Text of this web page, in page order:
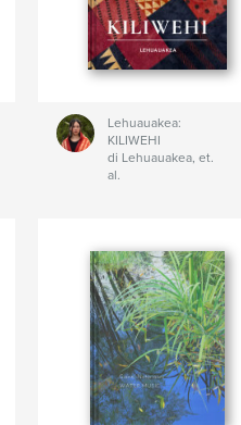
Lehuauakea:
KILIWEHI
di Lehuauakea, et.
al.